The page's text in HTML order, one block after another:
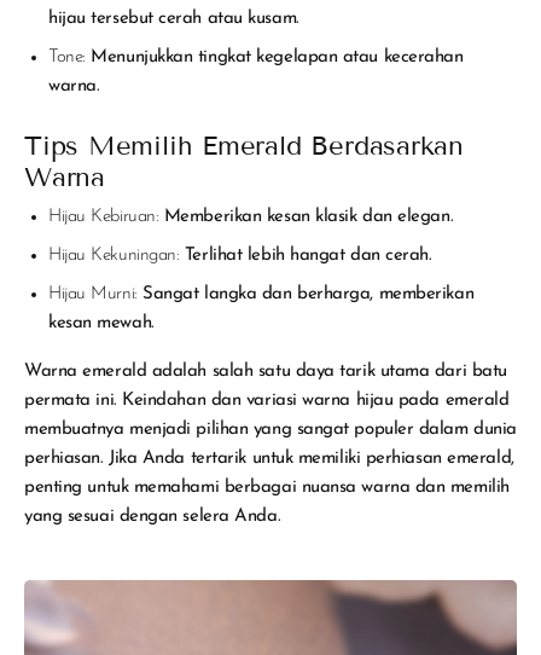
hijau tersebut cerah atau kusam.
Tone: Menunjukkan tingkat kegelapan atau kecerahan
warna.
Tips Memilih Emerald Berdasarkan
Warna
Hijau Kebiruan: Memberikan kesan klasik dan elegan.
Hijau Kekuningan: Terlihat lebih hangat dan cerah.
Hijau Murni: Sangat langka dan berharga, memberikan
kesan mewah.
Warna emerald adalah salah satu daya tarik utama dari batu
permata ini. Keindahan dan variasi warna hijau pada emerald
membuatnya menjadi pilihan yang sangat populer dalam dunia
perhiasan. Jika Anda tertarik untuk memiliki perhiasan emerald,
penting untuk memahami berbagai nuansa warna dan memilih
yang sesuai dengan selera Anda.